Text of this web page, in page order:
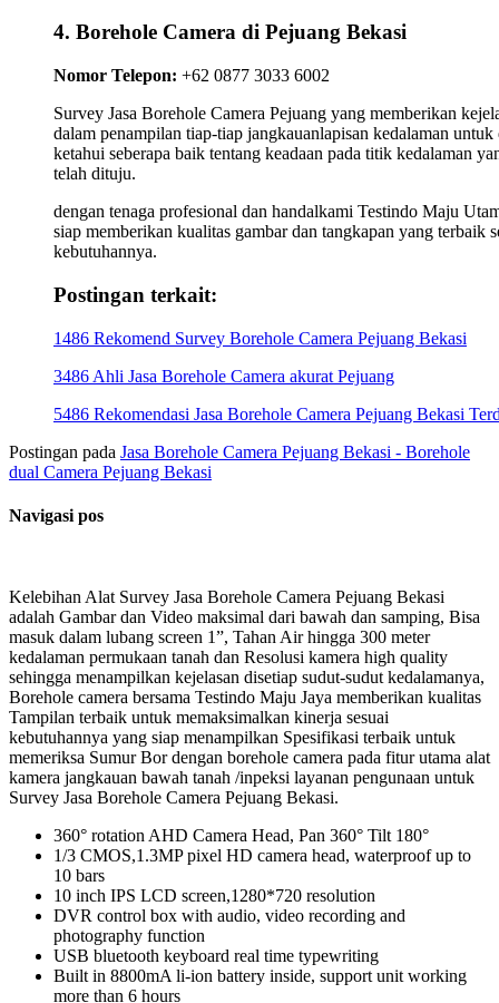
4. Borehole Camera di Pejuang Bekasi
Nomor Telepon: +62 0877 3033 6002
Survey Jasa Borehole Camera Pejuang yang memberikan
dalam penampilan tiap-tiap jangkauanlapisan kedalaman untuk
ketahui seberapa baik tentang keadaan pada titik kedalaman
telah dituju.
dengan tenaga profesional dan handalkami Testindo Maju
siap memberikan kualitas gambar dan tangkapan yang terbaik
kebutuhannya.
Postingan terkait:
1486 Rekomend Survey Borehole Camera Pejuang Bekasi
3486 Ahli Jasa Borehole Camera akurat Pejuang
5486 Rekomendasi Jasa Borehole Camera Pejuang Bekasi
Postingan pada Jasa Borehole Camera Pejuang Bekasi - Borehole
dual Camera Pejuang Bekasi
Navigasi pos
Kelebihan Alat Survey Jasa Borehole Camera Pejuang Bekasi
adalah Gambar dan Video maksimal dari bawah dan samping, Bisa
masuk dalam lubang screen 1”, Tahan Air hingga 300 meter
kedalaman permukaan tanah dan Resolusi kamera high quality
sehingga menampilkan kejelasan disetiap sudut-sudut kedalamanya,
Borehole camera bersama Testindo Maju Jaya memberikan kualitas
Tampilan terbaik untuk memaksimalkan kinerja sesuai
kebutuhannya yang siap menampilkan Spesifikasi terbaik untuk
memeriksa Sumur Bor dengan borehole camera pada fitur utama alat
kamera jangkauan bawah tanah /inpeksi layanan pengunaan untuk
Survey Jasa Borehole Camera Pejuang Bekasi.
360° rotation AHD Camera Head, Pan 360° Tilt 180°
1/3 CMOS,1.3MP pixel HD camera head, waterproof up to
10 bars
10 inch IPS LCD screen,1280*720 resolution
DVR control box with audio, video recording and
photography function
USB bluetooth keyboard real time typewriting
Built in 8800mA li-ion battery inside, support unit working
more than 6 hours